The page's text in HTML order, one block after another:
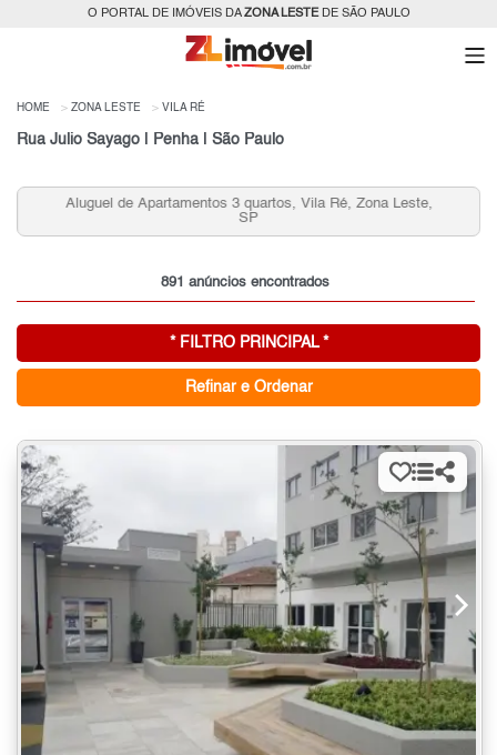
O PORTAL DE IMÓVEIS DAZONA LESTEDE SÃO PAULO
HOME ZONA LESTE VILA RÉ
Rua Julio Sayago | Penha | São Paulo
Aluguel de Apartamentos 3 quartos, Vila Ré, Zona Leste,
SP
891 anúncios encontrados
* FILTRO PRINCIPAL *
Refinar e Ordenar